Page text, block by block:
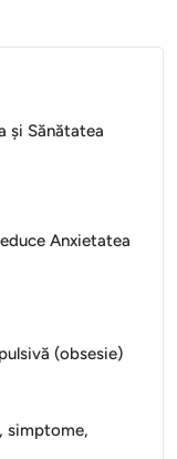
și Sănătatea
Anxietatea
(obsesie)
simptome,